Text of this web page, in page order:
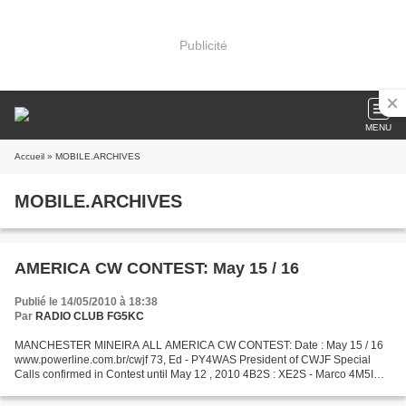
Publicité
MENU
Accueil » MOBILE.ARCHIVES
MOBILE.ARCHIVES
AMERICA CW CONTEST: May 15 / 16
Publié le 14/05/2010 à 18:38
Par RADIO CLUB FG5KC
MANCHESTER MINEIRA ALL AMERICA CW CONTEST: Date : May 15 / 16
www.powerline.com.br/cwjf 73, Ed - PY4WAS President of CWJF Special
Calls confirmed in Contest until May 12 , 2010 4B2S : XE2S - Marco 4M5IR :